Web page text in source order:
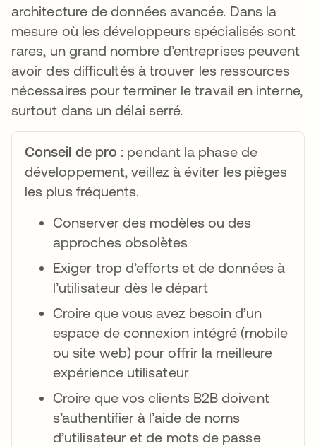
architecture de données avancée. Dans la
mesure où les développeurs spécialisés sont
rares, un grand nombre d’entreprises peuvent
avoir des difficultés à trouver les ressources
nécessaires pour terminer le travail en interne,
surtout dans un délai serré.
Conseil de pro : pendant la phase de
développement, veillez à éviter les pièges
les plus fréquents.
Conserver des modèles ou des
approches obsolètes
Exiger trop d’efforts et de données à
l’utilisateur dès le départ
Croire que vous avez besoin d’un
espace de connexion intégré (mobile
ou site web) pour offrir la meilleure
expérience utilisateur
Croire que vos clients B2B doivent
s’authentifier à l’aide de noms
d’utilisateur et de mots de passe